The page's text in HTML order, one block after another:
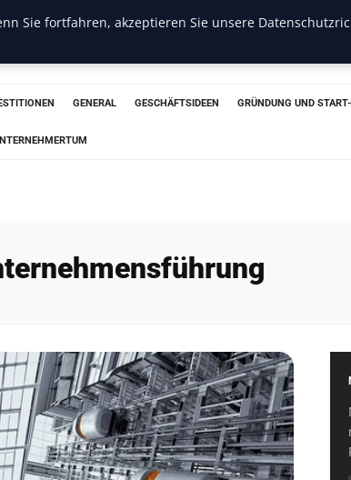
GENERAL GESCHÄFTSIDEEN GRÜNDUNG UND
Sie fortfahren, akzeptieren Sie unsere